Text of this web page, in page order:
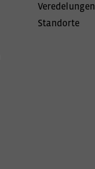
Veredelungen
Standorte